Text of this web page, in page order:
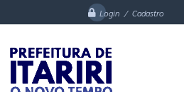
Login / Cadastro